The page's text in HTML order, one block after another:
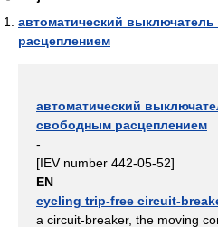
автоматический
расцеплением
автоматический
свободным расцеплением
-
[IEV number 442-05-52]
EN
cycling trip-free circuit-
a circuit-breaker, the moving